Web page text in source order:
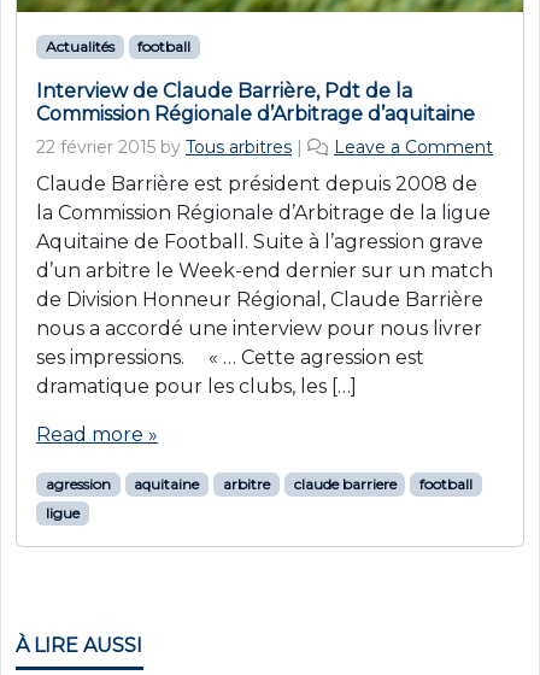
Actualités football
Interview de Claude Barrière, Pdt de la
Commission Régionale d’Arbitrage d’aquitaine
22 février 2015 by Tous arbitres | Leave a Comment
Claude Barrière est président depuis 2008 de
la Commission Régionale d’Arbitrage de la ligue
Aquitaine de Football. Suite à l’agression grave
d’un arbitre le Week-end dernier sur un match
de Division Honneur Régional, Claude Barrière
nous a accordé une interview pour nous livrer
ses impressions. « … Cette agression est
dramatique pour les clubs, les […]
Read more »
agression aquitaine arbitre claude barriere
football
ligue
À LIRE AUSSI